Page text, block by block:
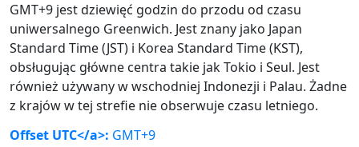
GMT+9 jest dziewięć godzin do przodu od czasu
uniwersalnego Greenwich. Jest znany jako Japan
Standard Time (JST) i Korea Standard Time (KST),
obsługując główne centra takie jak Tokio i Seul. Jest
również używany w wschodniej Indonezji i Palau. Żadne
z krajów w tej strefie nie obserwuje czasu letniego.
Offset UTC</a>: GMT+9